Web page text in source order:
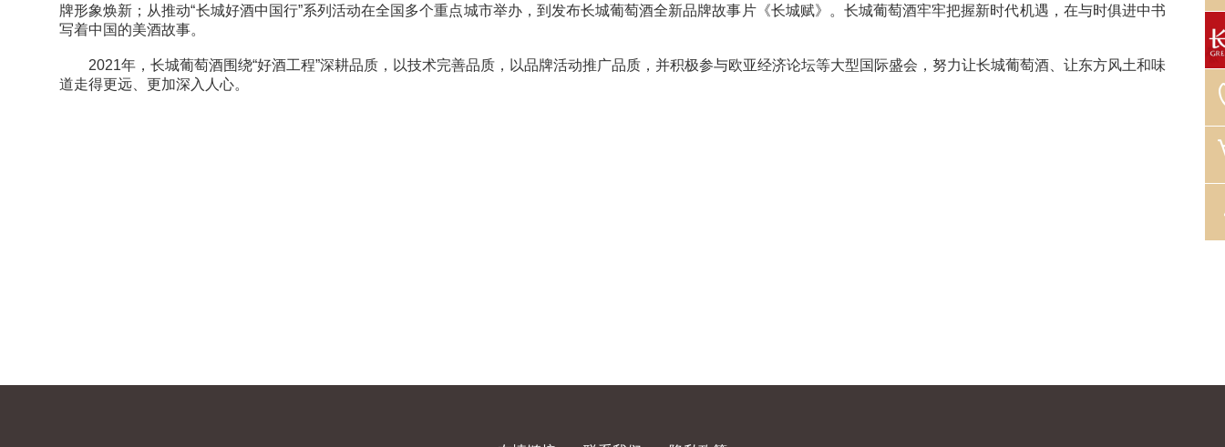
牌形象焕新；从推动“长城好酒中国行”系列活动在全国多个重点城市举办，到发布长城葡萄酒全新品牌故事片《长城赋》。长城葡萄酒牢牢把握新时代机遇，在与时俱进中书
写着中国的美酒故事。
2021年，长城葡萄酒围绕“好酒工程”深耕品质，以技术完善品质，以品牌活动推广品质，并积极参与欧亚经济论坛等大型国际盛会，努力让长城葡萄酒、让东方风土和味
道走得更远、更加深入人心。